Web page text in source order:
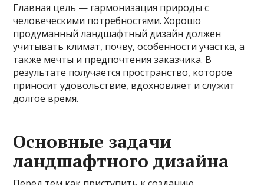
Главная цель — гармонизация природы с
человеческими потребностями. Хорошо
продуманный ландшафтный дизайн должен
учитывать климат, почву, особенности участка, а
также мечты и предпочтения заказчика. В
результате получается пространство, которое
приносит удовольствие, вдохновляет и служит
долгое время.
Основные задачи
ландшафтного дизайна